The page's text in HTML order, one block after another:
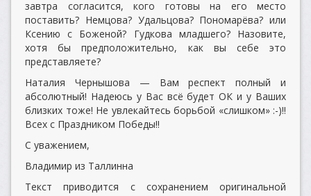
завтра согласится, кого готовы на его место
поставить? Немцова? Удальцова? Пономарёва? или
Ксению с Боженой? Гудкова младшего? Назовите,
хотя бы предположительно, как вы себе это
представляете?
Наталия Чернышова — Вам респект полный и
абсолютный! Надеюсь у Вас всё будет ОК и у Ваших
близких тоже! Не увлекайтесь борьбой «слишком» :-)!!
Всех с Праздником Победы!!
С уважением,
Владимир из Таллинна
Текст приводится с сохранением оригинальной